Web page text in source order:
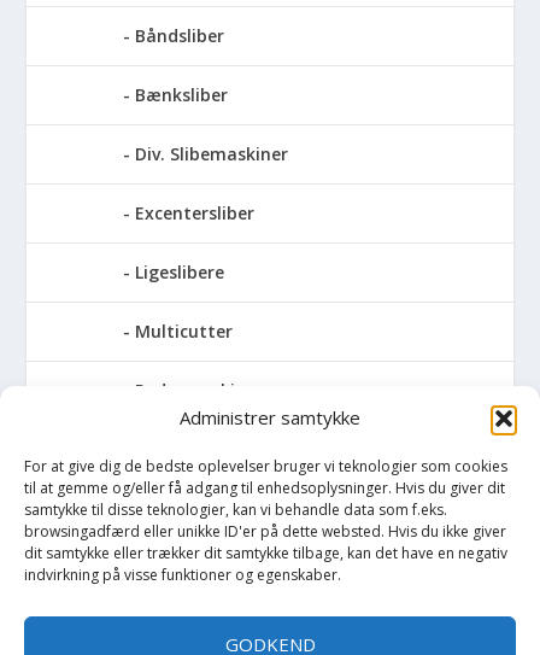
Administrer samtykke
For at give dig de bedste oplevelser bruger vi teknologier som cookies
til at gemme og/eller få adgang til enhedsoplysninger. Hvis du giver dit
samtykke til disse teknologier, kan vi behandle data som f.eks.
browsingadfærd eller unikke ID'er på dette websted. Hvis du ikke giver
dit samtykke eller trækker dit samtykke tilbage, kan det have en negativ
indvirkning på visse funktioner og egenskaber.
GODKEND
Båndsliber
Bænksliber
Div. Slibemaskiner
Excentersliber
Ligeslibere
Multicutter
Pudsemaskiner
høvlknive
Vådsliber